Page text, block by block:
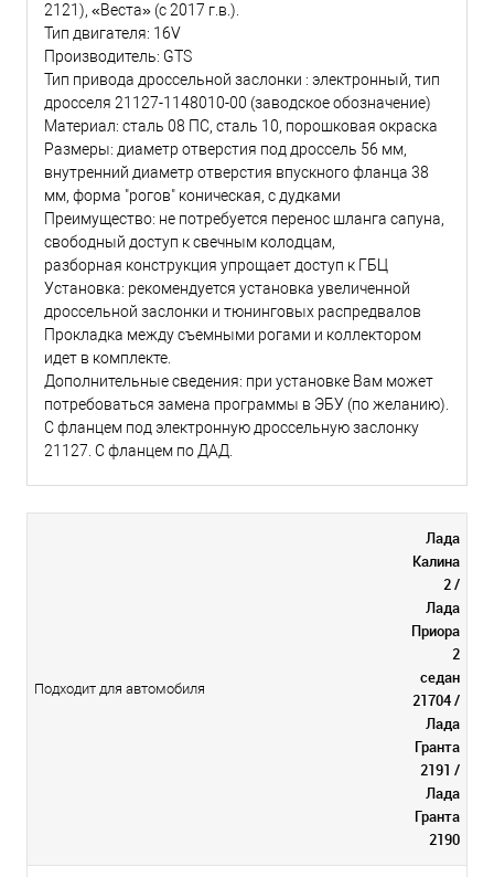
2121), «Веста» (с 2017 г.в.).
Тип двигателя: 16V
Производитель: GTS
Тип привода дроссельной заслонки : электронный, тип
дросселя 21127-1148010-00 (заводское обозначение)
Материал: сталь 08 ПC, сталь 10, порошковая окраска
Размеры: диаметр отверстия под дроссель 56 мм,
внутренний диаметр отверстия впускного фланца 38
мм, форма "рогов" коническая, с дудками
Преимущество: не потребуется перенос шланга сапуна,
свободный доступ к свечным колодцам,
разборная конструкция упрощает доступ к ГБЦ
Установка: рекомендуется установка увеличенной
дроссельной заслонки и тюнинговых распредвалов
Прокладка между съемными рогами и коллектором
идет в комплекте.
Дополнительные сведения: при установке Вам может
потребоваться замена программы в ЭБУ (по желанию).
С фланцем под электронную дроссельную заслонку
21127. С фланцем по ДАД.
Подходит для автомобиля
Лада
Калина
2 /
Лада
Приора
2
седан
21704 /
Лада
Гранта
2191 /
Лада
Гранта
2190